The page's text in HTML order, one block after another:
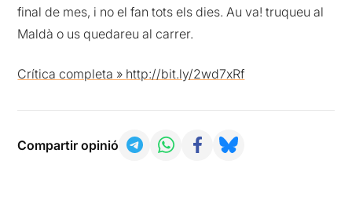
final de mes, i no el fan tots els dies. Au va! truqueu al
Maldà o us quedareu al carrer.
Crítica completa » http://bit.ly/2wd7xRf
Compartir opinió